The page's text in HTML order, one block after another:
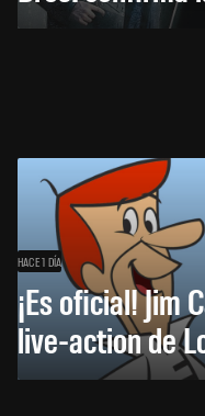
HACE 1 DÍA
¡Es oficial! Jim
live-action de